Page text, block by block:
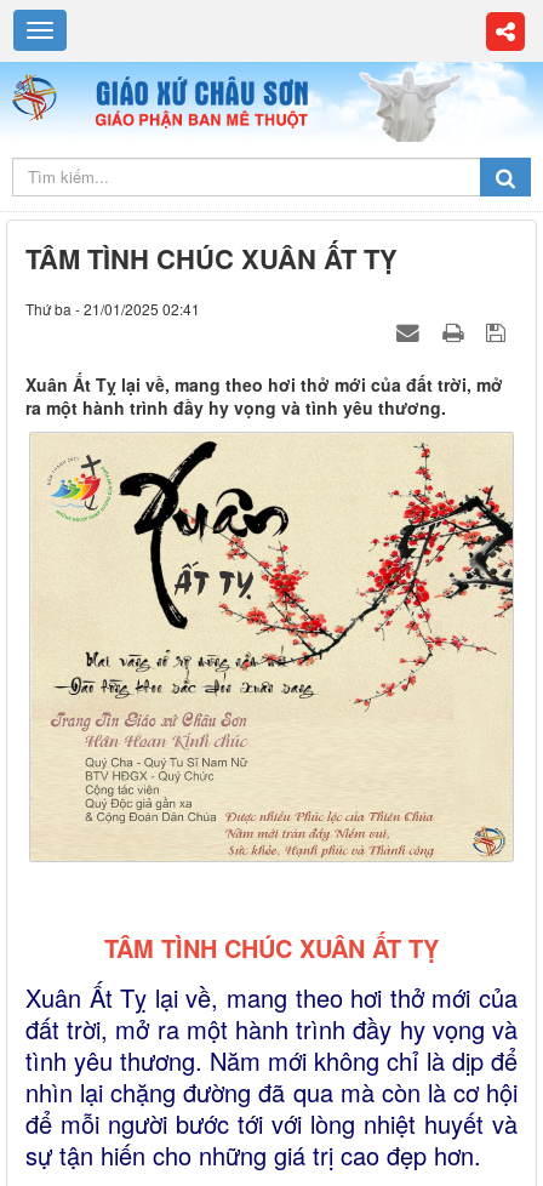
TÂM TÌNH CHÚC XUÂN ẤT TỴ
Thứ ba - 21/01/2025 02:41
Xuân Ất Tỵ lại về, mang theo hơi thở mới của đất trời, mở
ra một hành trình đầy hy vọng và tình yêu thương.
TÂM TÌNH CHÚC XUÂN ẤT TỴ
Xuân Ất Tỵ lại về, mang theo hơi thở mới của
đất trời, mở ra một hành trình đầy hy vọng và
tình yêu thương. Năm mới không chỉ là dịp để
nhìn lại chặng đường đã qua mà còn là cơ hội
để mỗi người bước tới với lòng nhiệt huyết và
sự tận hiến cho những giá trị cao đẹp hơn.